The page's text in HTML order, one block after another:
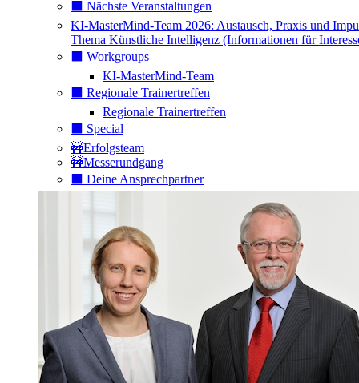
⬛️ Nächste Veranstaltungen
KI-MasterMind-Team 2026: Austausch, Praxis und
Thema Künstliche Intelligenz (Informationen für
⬛️ Workgroups
KI-MasterMind-Team
⬛️ Regionale Trainertreffen
Regionale Trainertreffen
⬛️ Special
🚧Erfolgsteam
🚧Messerundgang
⬛️ Deine Ansprechpartner